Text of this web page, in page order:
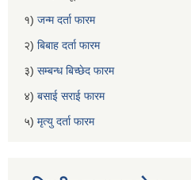
१) जन्म दर्ता फारम
२) बिबाह दर्ता फारम
३) सम्बन्ध बिच्छेद फारम
४) बसाई सराई फारम
५) मृत्यु दर्ता फारम